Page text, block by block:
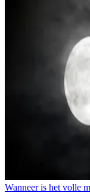
Wanneer is het volle